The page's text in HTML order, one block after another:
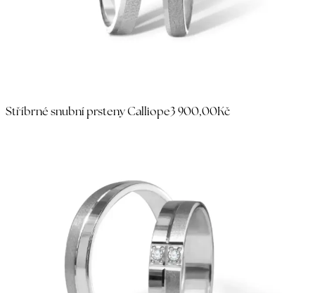
Stříbrné snubní prsteny Calliope3 900,00Kč